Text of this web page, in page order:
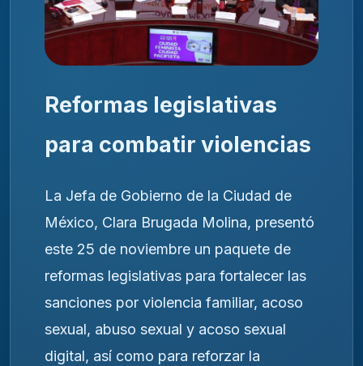
Reformas legislativas
para combatir violencias
La Jefa de Gobierno de la Ciudad de
México, Clara Brugada Molina, presentó
este 25 de noviembre un paquete de
reformas legislativas para fortalecer las
sanciones por violencia familiar, acoso
sexual, abuso sexual y acoso sexual
digital, así como para reforzar la